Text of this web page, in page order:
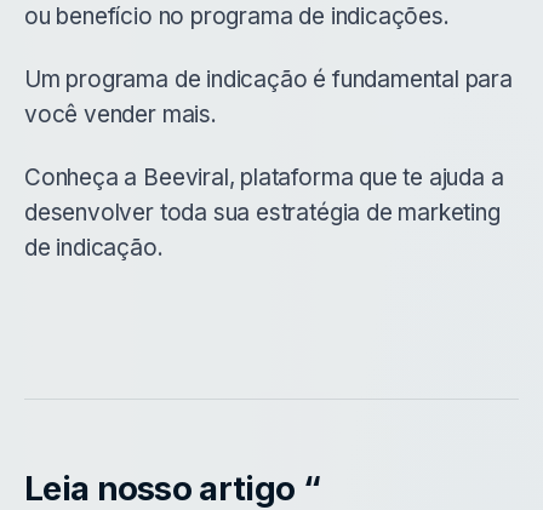
ou benefício no programa de indicações.
Um programa de indicação é fundamental para
você vender mais.
Conheça a Beeviral, plataforma que te ajuda a
desenvolver toda sua estratégia de marketing
de indicação.
Leia nosso artigo “